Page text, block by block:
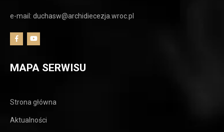
e-mail: duchasw@archidiecezja.wroc.pl
MAPA SERWISU
Strona główna
Aktualności